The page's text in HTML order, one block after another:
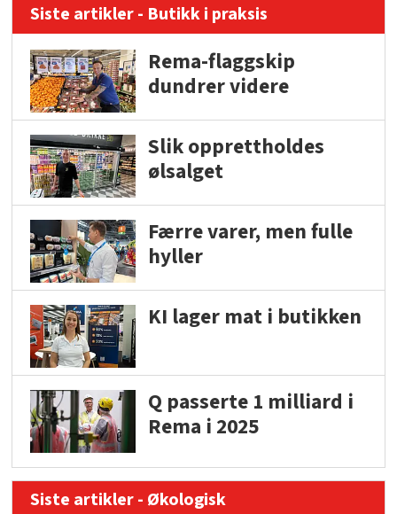
Siste artikler - Butikk i praksis
Rema-flaggskip
dundrer videre
Slik opprettholdes
ølsalget
Færre varer, men fulle
hyller
KI lager mat i butikken
Q passerte 1 milliard i
Rema i 2025
Siste artikler - Økologisk